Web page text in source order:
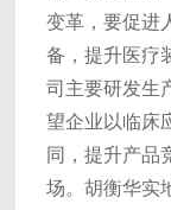
变革，要促进
备，提升医疗
司主要研发生
望企业以临床
同，提升产品
场。胡衡华实